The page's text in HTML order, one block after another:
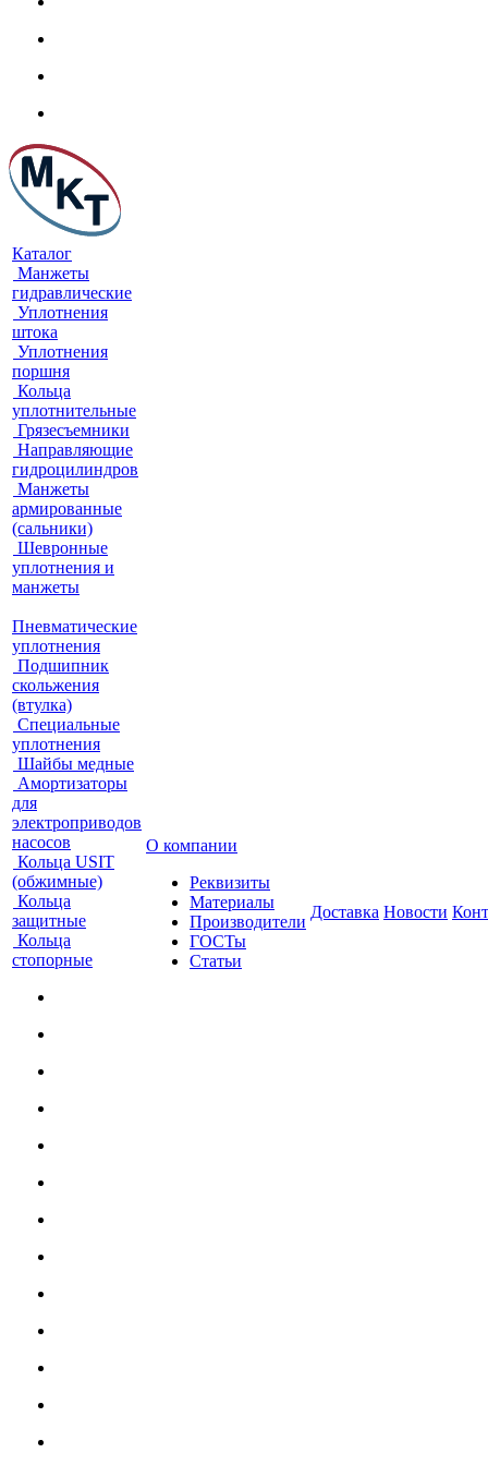
Каталог
Манжеты
гидравлические
Уплотнения
штока
Уплотнения
поршня
Кольца
уплотнительные
Грязесъемники
Направляющие
гидроцилиндров
Манжеты
армированные
(сальники)
Шевронные
уплотнения и
манжеты
Пневматические
уплотнения
Подшипник
скольжения
(втулка)
Специальные
уплотнения
Шайбы медные
Амортизаторы
для
электроприводов
насосов
Кольца USIT
(обжимные)
Кольца
защитные
Кольца
стопорные
О компании
Реквизиты
Материалы
Производители
ГОСТы
Статьи
Доставка Новости